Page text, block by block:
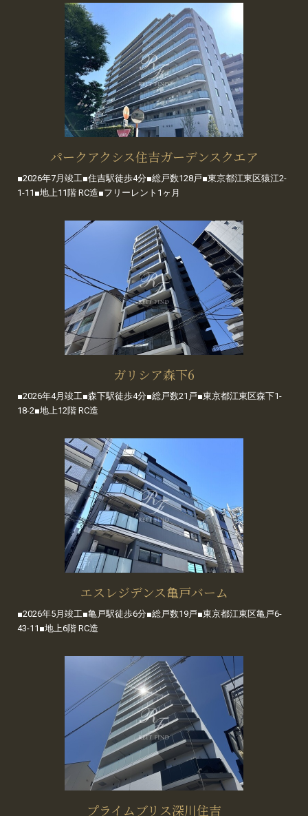
パークアクシス住吉ガーデンスクエア
■2026年7月竣工■住吉駅徒歩4分■総戸数128戸■東京都江東区猿江2-
1-11■地上11階 RC造■フリーレント1ヶ月
ガリシア森下6
■2026年4月竣工■森下駅徒歩4分■総戸数21戸■東京都江東区森下1-
18-2■地上12階 RC造
エスレジデンス亀戸バーム
■2026年5月竣工■亀戸駅徒歩6分■総戸数19戸■東京都江東区亀戸6-
43-11■地上6階 RC造
プライムブリス深川住吉